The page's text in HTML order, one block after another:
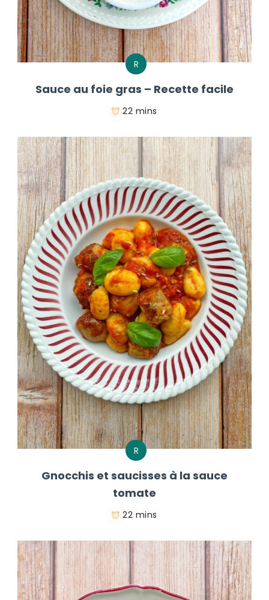
R
Sauce au foie gras – Recette facile
22 mins
R
Gnocchis et saucisses à la sauce
tomate
22 mins